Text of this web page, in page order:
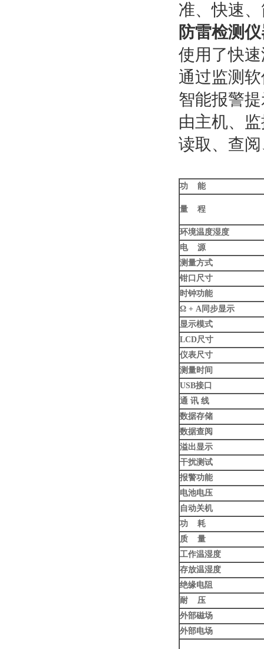
准、快速
防雷检测
使用了快
通过监测
智能报警
由主机、
读取、查
功 能
量 程
环境温度湿度
电 源
测量方式
钳口尺寸
时钟功能
Ω + A同步显示
显示模式
LCD尺寸
仪表尺寸
测量时间
USB接口
通 讯 线
数据存储
数据查阅
溢出显示
干扰测试
报警功能
电池电压
自动关机
功 耗
质 量
工作温湿度
存放温湿度
绝缘电阻
耐 压
外部磁场
外部电场